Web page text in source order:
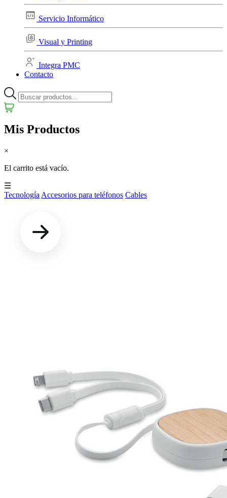
Servicio Informático
Visual y Printing
Integra PMC
Contacto
Mis Productos
×
El carrito está vacío.
☰
Tecnología Accesorios para teléfonos Cables